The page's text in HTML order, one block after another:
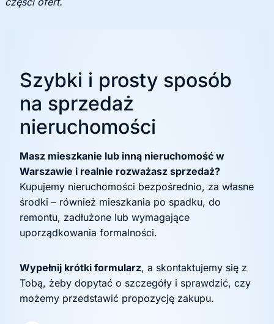
Szybki i prosty sposób
na sprzedaż
nieruchomości
Masz mieszkanie lub inną nieruchomość w
Warszawie i realnie rozważasz sprzedaż?
Kupujemy nieruchomości bezpośrednio, za własne
środki – również mieszkania po spadku, do
remontu, zadłużone lub wymagające
uporządkowania formalności.
Wypełnij krótki formularz, a skontaktujemy się z
Tobą, żeby dopytać o szczegóły i sprawdzić, czy
możemy przedstawić propozycję zakupu.